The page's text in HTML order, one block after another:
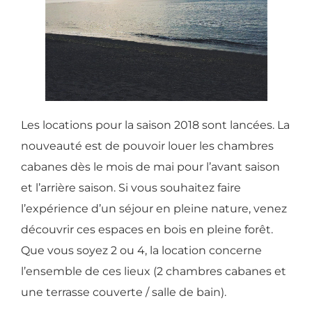
Les locations pour la saison 2018 sont lancées. La
nouveauté est de pouvoir louer les chambres
cabanes dès le mois de mai pour l’avant saison
et l’arrière saison. Si vous souhaitez faire
l’expérience d’un séjour en pleine nature, venez
découvrir ces espaces en bois en pleine forêt.
Que vous soyez 2 ou 4, la location concerne
l’ensemble de ces lieux (2 chambres cabanes et
une terrasse couverte / salle de bain).